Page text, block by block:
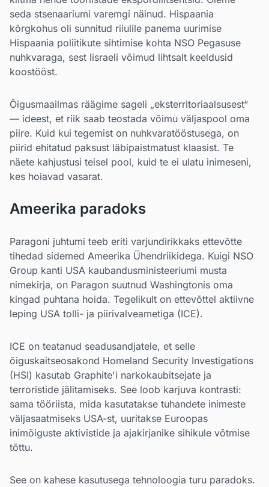
seda stsenaariumi varemgi näinud. Hispaania
kõrgkohus oli sunnitud riiulile panema uurimise
Hispaania poliitikute sihtimise kohta NSO Pegasuse
nuhkvaraga, sest Iisraeli võimud lihtsalt keeldusid
koostööst.
Õigusmaailmas räägime sageli „eksterritoriaalsusest“
— ideest, et riik saab teostada võimu väljaspool oma
piire. Kuid kui tegemist on nuhkvaratööstusega, on
piirid ehitatud paksust läbipaistmatust klaasist. Te
näete kahjustusi teisel pool, kuid te ei ulatu inimeseni,
kes hoiavad vasarat.
Ameerika paradoks
Paragoni juhtumi teeb eriti varjundirikkaks ettevõtte
tihedad sidemed Ameerika Ühendriikidega. Kuigi NSO
Group kanti USA kaubandusministeeriumi musta
nimekirja, on Paragon suutnud Washingtonis oma
kingad puhtana hoida. Tegelikult on ettevõttel aktiivne
leping USA tolli- ja piirivalveametiga (ICE).
ICE on teatanud seadusandjatele, et selle
õiguskaitseosakond Homeland Security Investigations
(HSI) kasutab Graphite'i narkokaubitsejate ja
terroristide jälitamiseks. See loob karjuva kontrasti:
sama tööriista, mida kasutatakse tuhandete inimeste
väljasaatmiseks USA-st, uuritakse Euroopas
inimõiguste aktivistide ja ajakirjanike sihikule võtmise
tõttu.
See on kahese kasutusega tehnoloogia turu paradoks.